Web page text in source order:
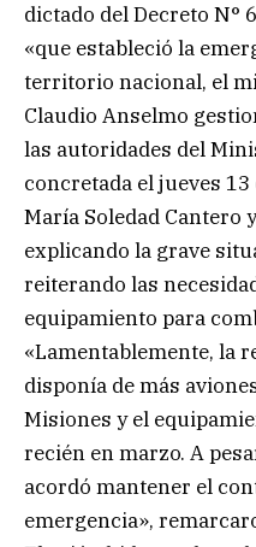
dictado del Decreto N°
«que estableció la
territorio nacional, el
Claudio Anselmo
las autoridades del
concretada el jueves
María Soledad Cantero
explicando la grave
reiterando las
equipamiento para
«Lamentablemente, la
disponía de más
Misiones y el
recién en marzo. A
acordó mantener el
emergencia»,